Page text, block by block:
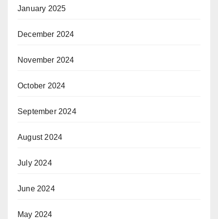
January 2025
December 2024
November 2024
October 2024
September 2024
August 2024
July 2024
June 2024
May 2024